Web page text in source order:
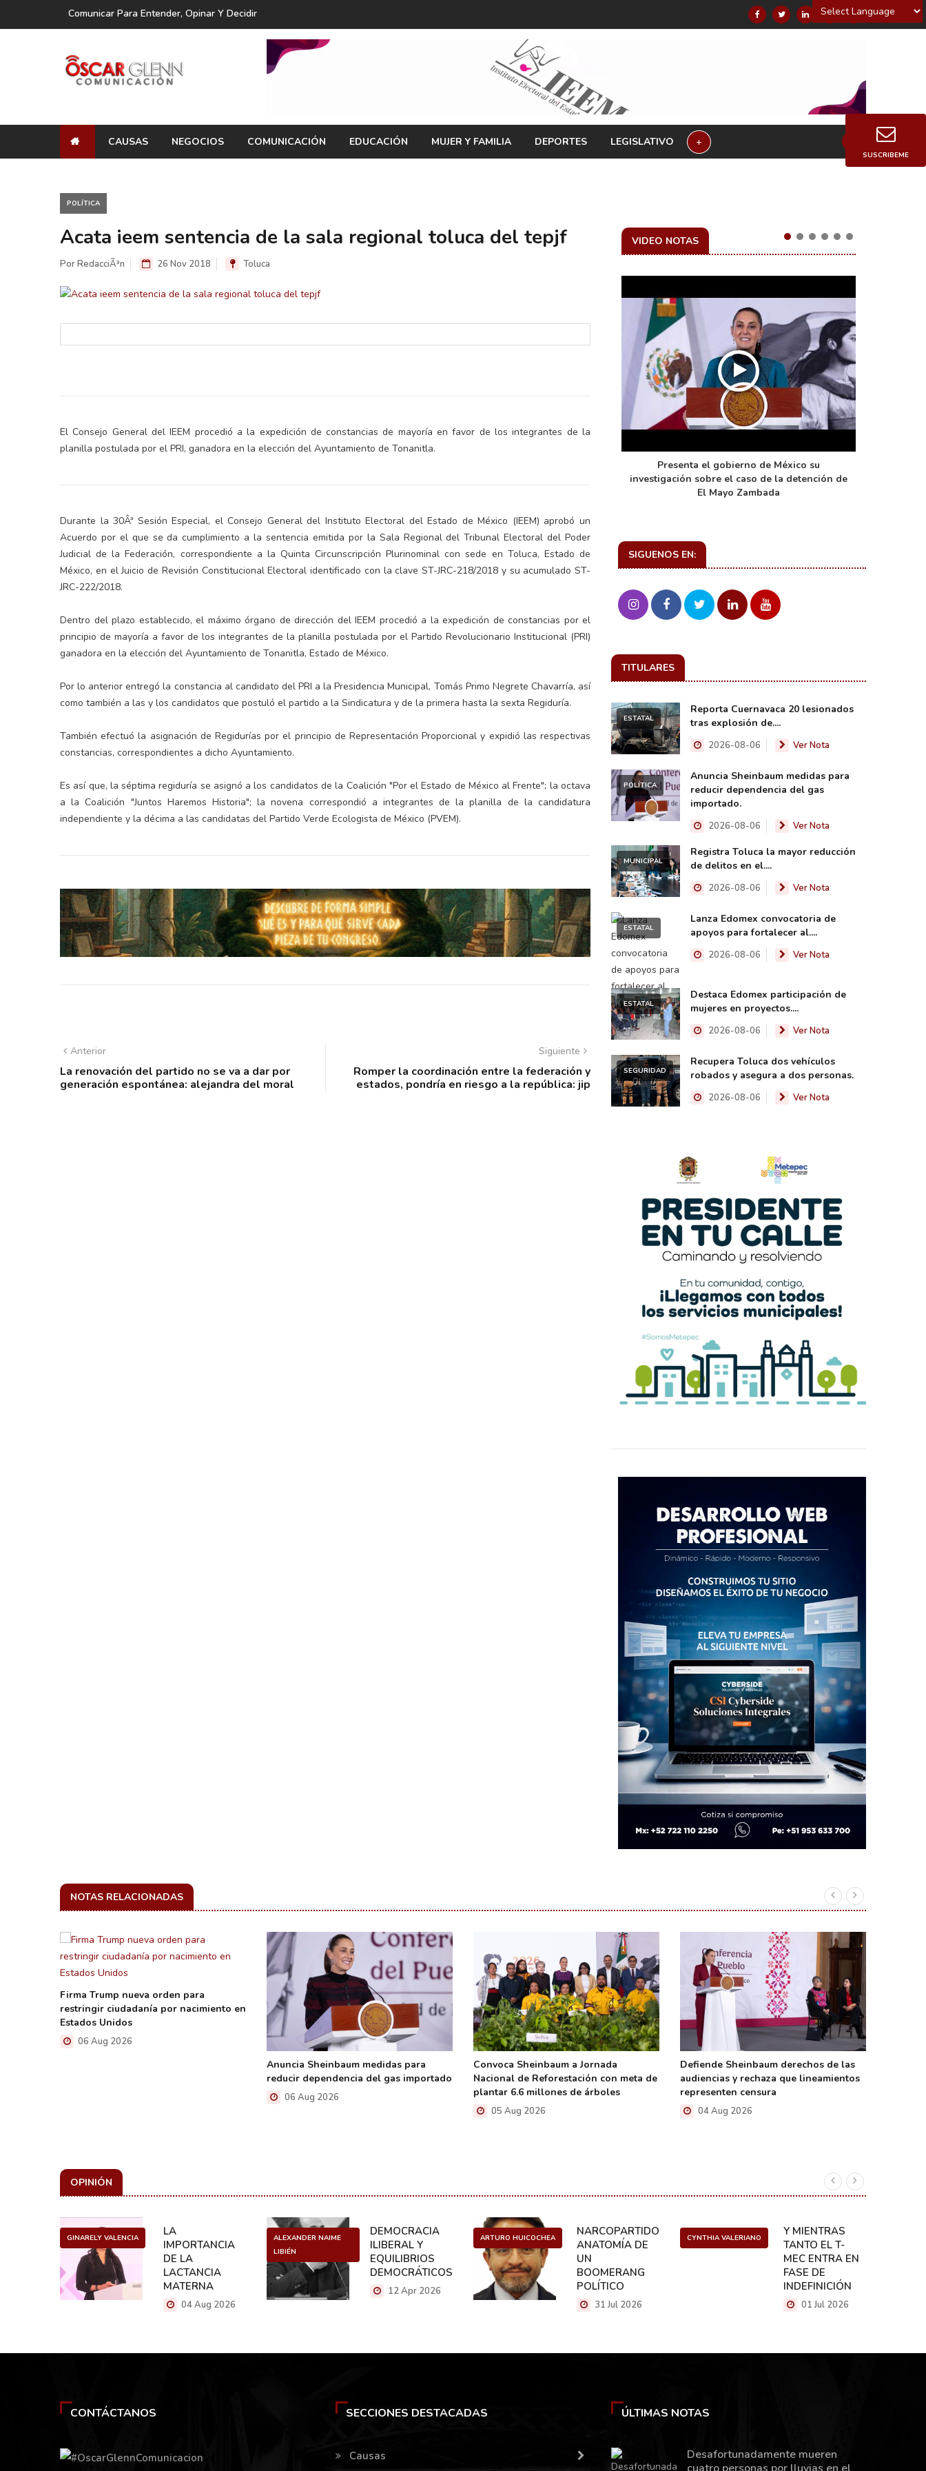
Powered by
Comunicar Para Entender, Opinar Y Decidir
CAUSAS NEGOCIOS COMUNICACIÓN EDUCACIÓN MUJER Y FAMILIA DEPORTES LEGISLATIVO +
POLÍTICA
Acata ieem sentencia de la sala regional toluca del tepjf
Por RedacciÃ³n 26 Nov 2018 Toluca
El Consejo General del IEEM procedió a la expedición de constancias de mayoría en favor de los integrantes de la
planilla postulada por el PRI, ganadora en la elección del Ayuntamiento de Tonanitla.
Durante la 30Âª Sesión Especial, el Consejo General del Instituto Electoral del Estado de México (IEEM) aprobó un
Acuerdo por el que se da cumplimiento a la sentencia emitida por la Sala Regional del Tribunal Electoral del Poder
Judicial de la Federación, correspondiente a la Quinta Circunscripción Plurinominal con sede en Toluca, Estado de
México, en el Juicio de Revisión Constitucional Electoral identificado con la clave ST-JRC-218/2018 y su acumulado ST-
JRC-222/2018.
Dentro del plazo establecido, el máximo órgano de dirección del IEEM procedió a la expedición de constancias por el
principio de mayoría a favor de los integrantes de la planilla postulada por el Partido Revolucionario Institucional (PRI)
ganadora en la elección del Ayuntamiento de Tonanitla, Estado de México.
Por lo anterior entregó la constancia al candidato del PRI a la Presidencia Municipal, Tomás Primo Negrete Chavarría, así
como también a las y los candidatos que postuló el partido a la Sindicatura y de la primera hasta la sexta Regiduría.
También efectuó la asignación de Regidurías por el principio de Representación Proporcional y expidió las respectivas
constancias, correspondientes a dicho Ayuntamiento.
Es así que, la séptima regiduría se asignó a los candidatos de la Coalición "Por el Estado de México al Frente"; la octava
a la Coalición "Juntos Haremos Historia"; la novena correspondió a integrantes de la planilla de la candidatura
independiente y la décima a las candidatas del Partido Verde Ecologista de México (PVEM).
Anterior
La renovación del partido no se va a dar por
generación espontánea: alejandra del moral
Siguiente
Romper la coordinación entre la federación y
estados, pondría en riesgo a la república: jip
VIDEO NOTAS
Presenta el gobierno de México su
investigación sobre el caso de la detención de
El Mayo Zambada
SIGUENOS EN:
TITULARES
ESTATAL
Reporta Cuernavaca 20 lesionados
tras explosión de....
2026-08-06 Ver Nota
POLÍTICA
Anuncia Sheinbaum medidas para
reducir dependencia del gas
importado.
2026-08-06 Ver Nota
MUNICIPAL
Registra Toluca la mayor reducción
de delitos en el....
2026-08-06 Ver Nota
ESTATAL
Lanza Edomex convocatoria de
apoyos para fortalecer al....
2026-08-06 Ver Nota
ESTATAL
Destaca Edomex participación de
mujeres en proyectos....
2026-08-06 Ver Nota
SEGURIDAD
Recupera Toluca dos vehículos
robados y asegura a dos personas.
2026-08-06 Ver Nota
NOTAS RELACIONADAS
Firma Trump nueva orden para
restringir ciudadanía por nacimiento en
Estados Unidos
06 Aug 2026
Anuncia Sheinbaum medidas para
reducir dependencia del gas importado
06 Aug 2026
Convoca Sheinbaum a Jornada
Nacional de Reforestación con meta de
plantar 6.6 millones de árboles
05 Aug 2026
Defiende Sheinbaum derechos de las
audiencias y rechaza que lineamientos
representen censura
04 Aug 2026
OPINIÓN
GINARELY VALENCIA
LA
IMPORTANCIA
DE LA
LACTANCIA
MATERNA
04 Aug 2026
ALEXANDER NAIME
LIBIÉN
DEMOCRACIA
ILIBERAL Y
EQUILIBRIOS
DEMOCRÁTICOS
12 Apr 2026
ARTURO HUICOCHEA
NARCOPARTIDO:
ANATOMÍA DE
UN
BOOMERANG
POLÍTICO
31 Jul 2026
CYNTHIA VALERIANO
Y MIENTRAS
TANTO EL T-
MEC ENTRA EN
FASE DE
INDEFINICIÓN
01 Jul 2026
SUSCRIBEME
CONTÁCTANOS SECCIONES DESTACADAS
Causas
ÚLTIMAS NOTAS
Desafortunadamente mueren